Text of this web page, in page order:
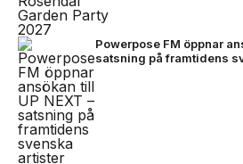
Powerpose FM öppnar
satsning på framtidens